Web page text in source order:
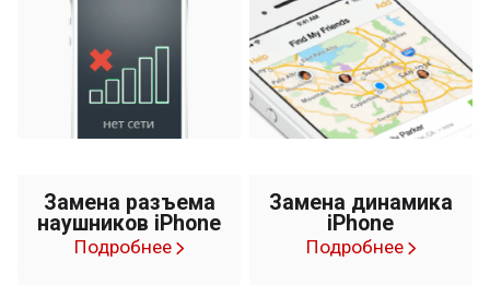
Замена разъема
наушников iPhone
Подробнее
Замена динамика
iPhone
Подробнее